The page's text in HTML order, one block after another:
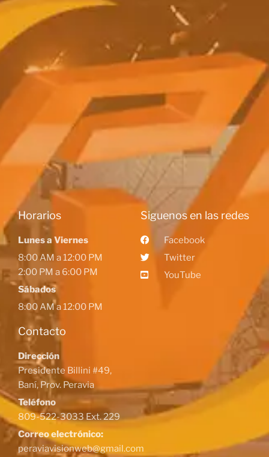
Horarios
Lunes a Viernes
8:00 AM a 12:00 PM
2:00 PM a 6:00 PM
Sábados
8:00 AM a 12:00 PM
Contacto
Dirección
Presidente Billini #49,
Baní, Prov. Peravia
Teléfono
809-522-3033 Ext. 229
Correo electrónico:
peraviavisionweb@gmail.com
Siguenos en las redes
Facebook
Twitter
YouTube